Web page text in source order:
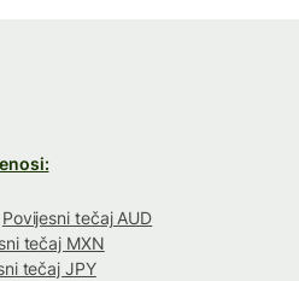
Povijesni tečaj AUD
tečaj MXN
tečaj JPY